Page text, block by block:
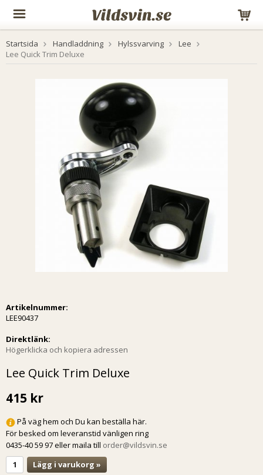
Startsida Handladdning Hylssvarving
Lee
Lee Quick Trim Deluxe
Artikelnummer:
LEE90437
Direktlänk:
Högerklicka och kopiera adressen
Lee Quick Trim Deluxe
415 kr
På väg hem och Du kan beställa här.
För besked om leveranstid vänligen ring
0435-40 59 97 eller maila till order@vildsvin.se
Lägg i varukorg »